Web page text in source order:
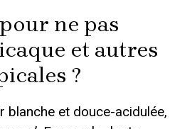
ne pas
et autres
?
blanche et douce-acidulée,